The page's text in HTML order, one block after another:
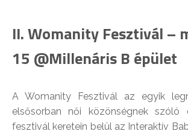
II. Womanity Fesztivál –
15 @Millenáris B épület
A Womanity Fesztivál az egyik
elsősorban női közönségnek szóló
fesztivál keretein belül az Interaktív